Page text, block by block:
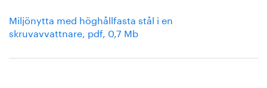
Miljönytta med höghållfasta stål i en
skruvavvattnare, pdf, 0,7 Mb